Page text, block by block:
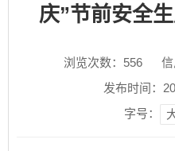
庆”节前安全
浏览次数： 556
发布时间：
字号：